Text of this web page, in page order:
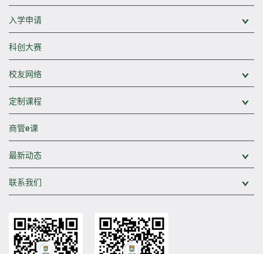
入学申请
科创大赛
校友网络
定制课程
商管e课
最新动态
联系我们